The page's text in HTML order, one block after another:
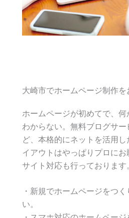
大崎市でホームページ制作
ホームページが初めてで、
わからない。無料ブログサ
ど、本格的にネットを活用
イアウトはやっぱりプロに
サイト対応も行っております。
・新規でホームページをつ
い。